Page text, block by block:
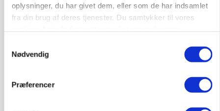
oplysninger, du har givet dem, eller som de har indsamlet
fra din brug af deres tjenester. Du samtykker til vores
Nødvendig
Præferencer
LEDER